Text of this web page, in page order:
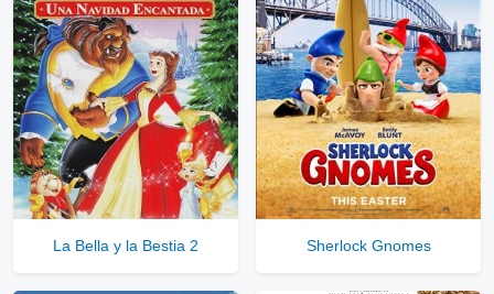
La Bella y la Bestia 2 Sherlock Gnomes